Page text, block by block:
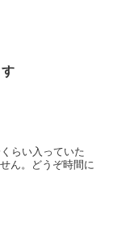
らい入っていた
ん。どうぞ時間に